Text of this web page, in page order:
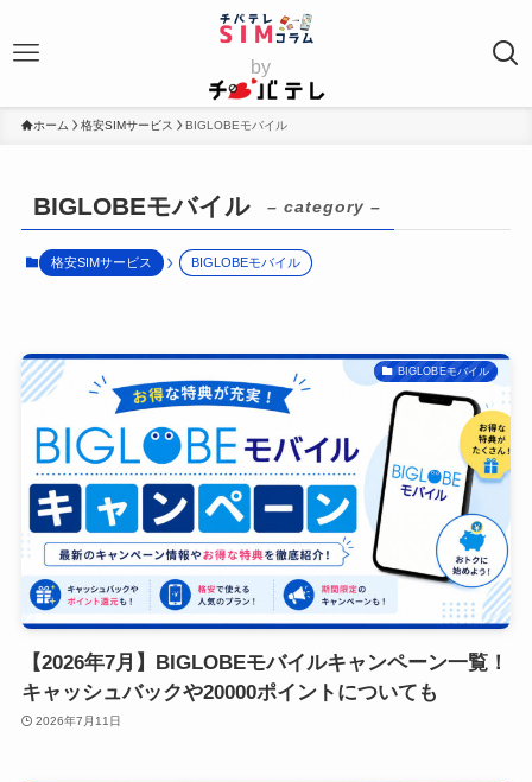
by
ホーム 格安SIMサービス BIGLOBEモバイル
BIGLOBEモバイル – category –
格安SIMサービス BIGLOBEモバイル
BIGLOBEモバイル
【2026年7月】BIGLOBEモバイルキャンペーン一覧！
キャッシュバックや20000ポイントについても
2026年7月11日